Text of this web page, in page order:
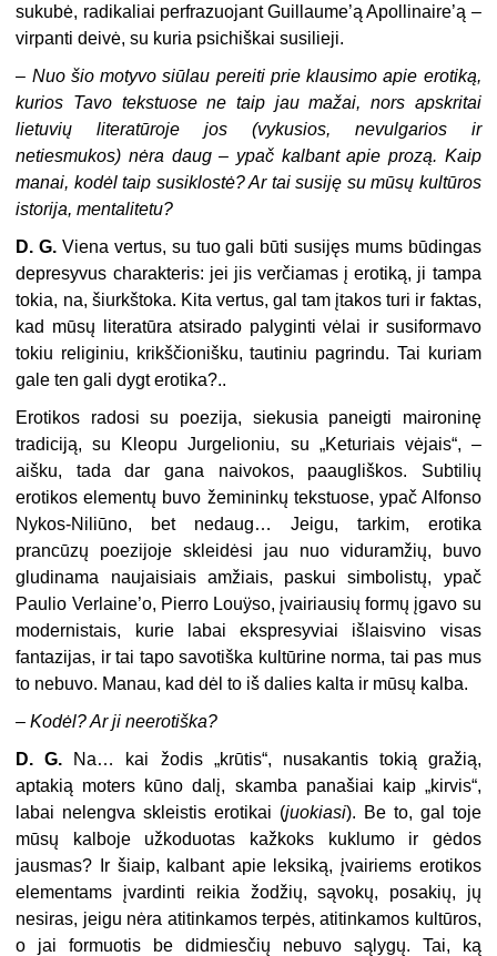
sukubė, radikaliai perfrazuojant Guillaume’ą Apollinaire’ą –
virpanti deivė, su kuria psichiškai susilieji.
– Nuo šio motyvo siūlau pereiti prie klausimo apie erotiką,
kurios Tavo tekstuose ne taip jau mažai, nors apskritai
lietuvių literatūroje jos (vykusios, nevulgarios ir
netiesmukos) nėra daug – ypač kalbant apie prozą. Kaip
manai, kodėl taip susiklostė? Ar tai susiję su mūsų kultūros
istorija, mentalitetu?
D. G.Viena vertus, su tuo gali būti susijęs mums būdingas
depresyvus charakteris: jei jis verčiamas į erotiką, ji tampa
tokia, na, šiurkštoka. Kita vertus, gal tam įtakos turi ir faktas,
kad mūsų literatūra atsirado palyginti vėlai ir susiformavo
tokiu religiniu, krikščionišku, tautiniu pagrindu. Tai kuriam
gale ten gali dygt erotika?..
Erotikos radosi su poezija, siekusia paneigti maironinę
tradiciją, su Kleopu Jurgelioniu, su „Keturiais vėjais“, –
aišku, tada dar gana naivokos, paaugliškos. Subtilių
erotikos elementų buvo žemininkų tekstuose, ypač Alfonso
Nykos-Niliūno, bet nedaug… Jeigu, tarkim, erotika
prancūzų poezijoje skleidėsi jau nuo viduramžių, buvo
gludinama naujaisiais amžiais, paskui simbolistų, ypač
Paulio Verlaine’o, Pierro Louÿso, įvairiausių formų įgavo su
modernistais, kurie labai ekspresyviai išlaisvino visas
fantazijas, ir tai tapo savotiška kultūrine norma, tai pas mus
to nebuvo. Manau, kad dėl to iš dalies kalta ir mūsų kalba.
–Kodėl? Ar ji neerotiška?
D. G. Na… kai žodis „krūtis“, nusakantis tokią gražią,
aptakią moters kūno dalį, skamba panašiai kaip „kirvis“,
labai nelengva skleistis erotikai (juokiasi). Be to, gal toje
mūsų kalboje užkoduotas kažkoks kuklumo ir gėdos
jausmas? Ir šiaip, kalbant apie leksiką, įvairiems erotikos
elementams įvardinti reikia žodžių, sąvokų, posakių, jų
nesiras, jeigu nėra atitinkamos terpės, atitinkamos kultūros,
o jai formuotis be didmiesčių nebuvo sąlygų. Tai, ką